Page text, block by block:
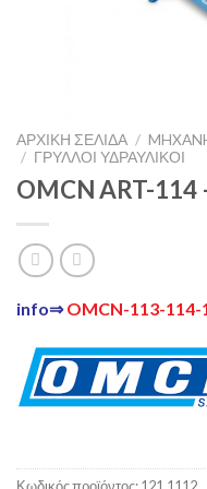
ΑΡΧΙΚΉ ΣΕΛΊΔΑ /
/ ΓΡΎΛΛΟΙ ΥΔΡΑΥΛΙΚΟΊ
OMCN ART-114
info⇒ OMCN-113-